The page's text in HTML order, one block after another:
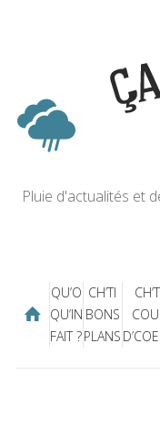
Pluie d'actualités et
QU’O
QU’IN
FAIT ?
CH’TI
BONS
PLANS